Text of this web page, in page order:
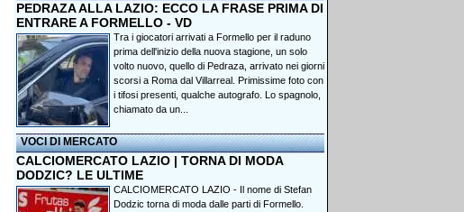
PEDRAZA ALLA LAZIO: ECCO LA FRASE PRIMA DI
ENTRARE A FORMELLO - VD
Tra i giocatori arrivati a Formello per il raduno
prima dell'inizio della nuova stagione, un solo
volto nuovo, quello di Pedraza, arrivato nei giorni
scorsi a Roma dal Villarreal. Primissime foto con
i tifosi presenti, qualche autografo. Lo spagnolo,
chiamato da un...
VOCI DI MERCATO
CALCIOMERCATO LAZIO | TORNA DI MODA
DODZIC? LE ULTIME
CALCIOMERCATO LAZIO - Il nome di Stefan
Dodzic torna di moda dalle parti di Formello.